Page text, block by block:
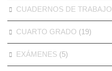
CUADERNOS DE TRABAJO
CUARTO GRADO (19)
EXÁMENES (5)